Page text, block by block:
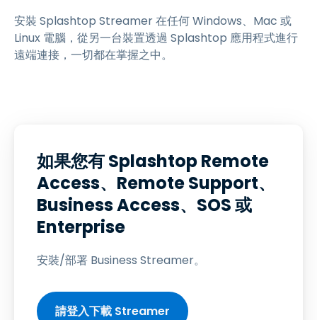
安裝 Splashtop Streamer 在任何 Windows、Mac 或
Linux 電腦，從另一台裝置透過 Splashtop 應用程式進行
遠端連接，一切都在掌握之中。
如果您有 Splashtop Remote
Access、Remote Support、
Business Access、SOS 或
Enterprise
安裝/部署 Business Streamer。
請登入下載 Streamer